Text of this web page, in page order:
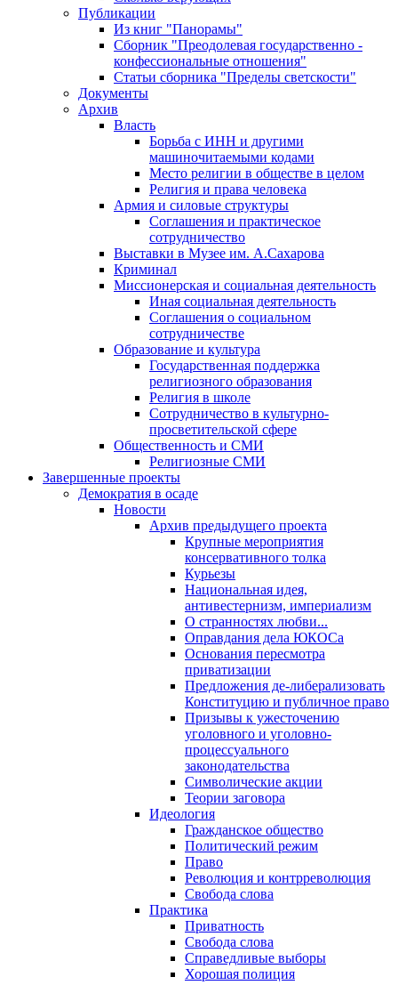
Публикации
Из книг "Панорамы"
Сборник "Преодолевая государственно -
конфессиональные отношения"
Статьи сборника "Пределы светскости"
Документы
Архив
Власть
Борьба с ИНН и другими
машиночитаемыми кодами
Место религии в обществе в целом
Религия и права человека
Армия и силовые структуры
Соглашения и практическое
сотрудничество
Выставки в Музее им. А.Сахарова
Криминал
Миссионерская и социальная деятельность
Иная социальная деятельность
Соглашения о социальном
сотрудничестве
Образование и культура
Государственная поддержка
религиозного образования
Религия в школе
Сотрудничество в культурно-
просветительской сфере
Общественность и СМИ
Религиозные СМИ
Завершенные проекты
Демократия в осаде
Новости
Архив предыдущего проекта
Крупные мероприятия
консервативного толка
Курьезы
Национальная идея,
антивестернизм, империализм
О странностях любви...
Оправдания дела ЮКОСа
Основания пересмотра
приватизации
Предложения де-либерализовать
Конституцию и публичное право
Призывы к ужесточению
уголовного и уголовно-
процессуального
законодательства
Символические акции
Теории заговора
Идеология
Гражданское общество
Политический режим
Право
Революция и контрреволюция
Свобода слова
Практика
Приватность
Свобода слова
Справедливые выборы
Хорошая полиция